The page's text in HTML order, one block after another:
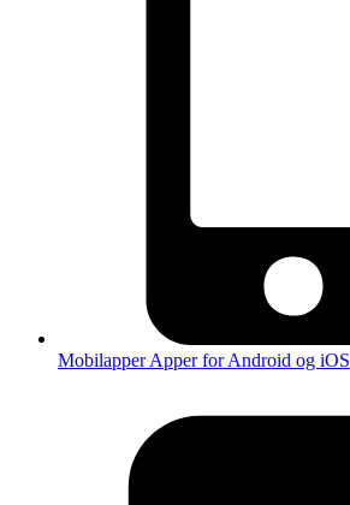
MobilapperApper for Android og iOS